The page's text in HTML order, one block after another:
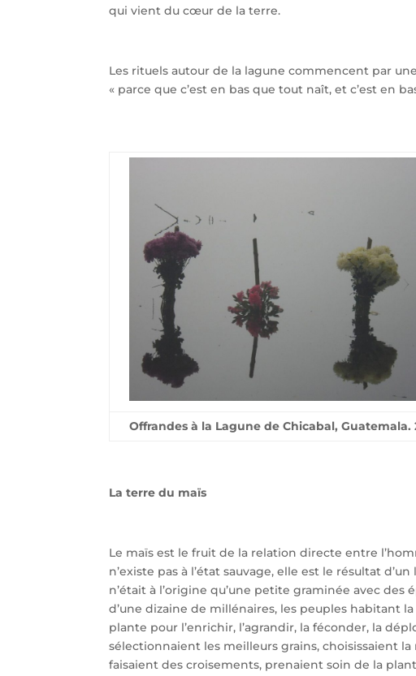
qui vient du cœur de la terre.
Les rituels autour de la lagune commencent par
« parce que c’est en bas que tout naît, et c’est en
Offrandes à la Lagune de Chicabal, Guatemala.
La terre du maïs
Le maïs est le fruit de la relation directe entre
n’existe pas à l’état sauvage, elle est le résultat
n’était à l’origine qu’une petite graminée avec
d’une dizaine de millénaires, les peuples habitant
plante pour l’enrichir, l’agrandir, la féconder, la
sélectionnaient les meilleurs grains, choisissaient
faisaient des croisements, prenaient soin de la